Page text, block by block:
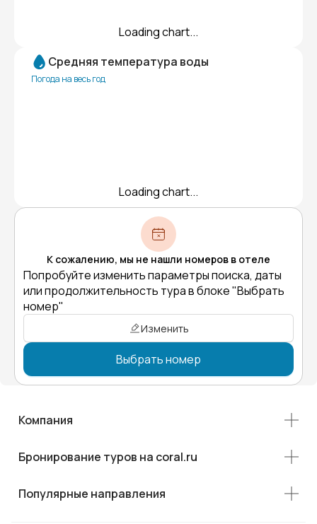
Loading chart...
Средняя температура воды
Погода на весь год
Loading chart...
К сожалению, мы не нашли номеров в отеле
Попробуйте изменить параметры поиска, даты
или продолжительность тура в блоке "Выбрать
номер"
Изменить
Выбрать номер
Компания
Бронирование туров на coral.ru
Популярные направления